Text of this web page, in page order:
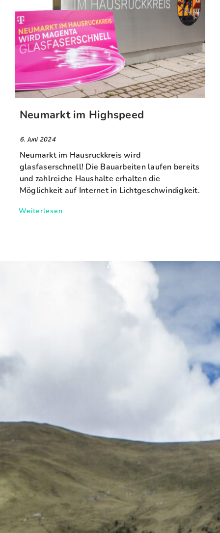
Neumarkt im Highspeed
6. Juni 2024
Neumarkt im Hausruckkreis wird
glasfaserschnell! Die Bauarbeiten laufen bereits
und zahlreiche Haushalte erhalten die
Möglichkeit auf Internet in Lichtgeschwindigkeit.
Weiterlesen
*A*